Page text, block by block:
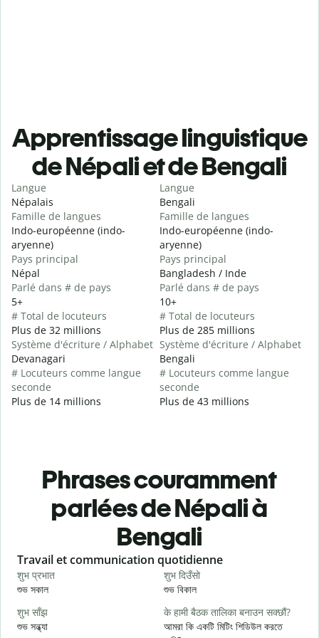
Apprentissage linguistique
de Népali et de Bengali
Langue
Népalais
Famille de langues
Indo-européenne (indo-
aryenne)
Pays principal
Népal
Parlé dans # de pays
5+
# Total de locuteurs
Plus de 32 millions
Système d'écriture / Alphabet
Devanagari
# Locuteurs comme langue
seconde
Plus de 14 millions
Langue
Bengali
Famille de langues
Indo-européenne (indo-
aryenne)
Pays principal
Bangladesh / Inde
Parlé dans # de pays
10+
# Total de locuteurs
Plus de 285 millions
Système d'écriture / Alphabet
Bengali
# Locuteurs comme langue
seconde
Plus de 43 millions
Phrases couramment
parlées de Népali à
Bengali
Slide 1 of 6
Travail et communication quotidienne
शुभ प्रभात
শুভ সকাল
शुभ दिउँसो
শুভ বিকাল
शुभ साँझ
শুভ সন্ধ্যা
के हामी बैठक तालिका बनाउन सक्छौं?
আমরা কি একটি মিটিং শিডিউল করতে